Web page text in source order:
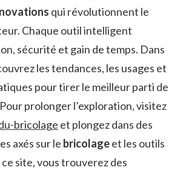
qui révolutionnent le
Chaque outil intelligent
sécurité et gain de temps. Dans
les tendances, les usages et
pour tirer le meilleur parti de
prolonger l’exploration, visitez
bricolage et plongez dans des
axés sur le bricolageet les outils
site, vous trouverez des